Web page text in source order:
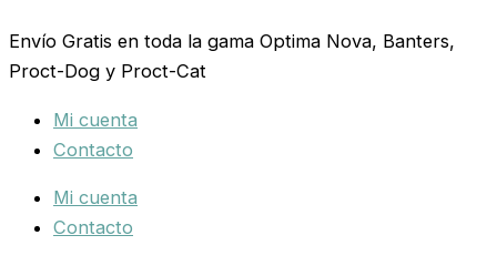
al
contenido
Envío Gratis en toda la gama Optima Nova, Banters,
Proct-Dog y Proct-Cat
Mi cuenta
Contacto
Mi cuenta
Contacto
...
PELO
BLANCO
750ml.
cantidad